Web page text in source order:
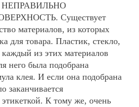
НЕПРАВИЛЬНО
Существует
материалов, из которых
для товара. Пластик, стекло,
из этих материалов
него была подобрана
клея. И если она подобрана
заканчивается
К тому же, очень